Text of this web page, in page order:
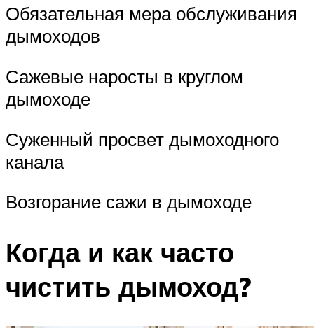
Обязательная мера обслуживания
дымоходов
Сажевые наросты в круглом
дымоходе
Суженный просвет дымоходного
канала
Возгорание сажи в дымоходе
Когда и как часто
чистить дымоход?